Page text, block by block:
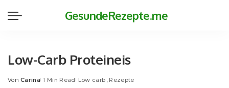
GesundeRezepte.me
Low-Carb Proteineis
Posted
Von Carina 1 Min Read Low carb Rezepte